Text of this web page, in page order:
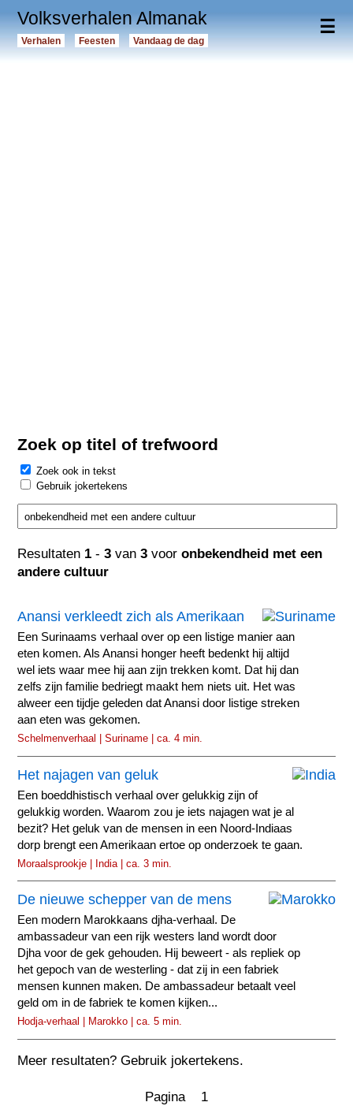
☰
Volksverhalen Almanak
Verhalen Feesten Vandaag de dag
Zoek op titel of trefwoord
Zoek ook in tekst
Gebruik jokertekens
Resultaten 1 -3 van3 vooronbekendheid met een
andere cultuur
Anansi verkleedt zich als Amerikaan
Een Surinaams verhaal over op een listige manier aan
eten komen. Als Anansi honger heeft bedenkt hij altijd
wel iets waar mee hij aan zijn trekken komt. Dat hij dan
zelfs zijn familie bedriegt maakt hem niets uit. Het was
alweer een tijdje geleden dat Anansi door listige streken
aan eten was gekomen.
Schelmenverhaal | Suriname | ca. 4 min.
Het najagen van geluk
Een boeddhistisch verhaal over gelukkig zijn of
gelukkig worden. Waarom zou je iets najagen wat je al
bezit? Het geluk van de mensen in een Noord-Indiaas
dorp brengt een Amerikaan ertoe op onderzoek te gaan.
Moraalsprookje | India | ca. 3 min.
De nieuwe schepper van de mens
Een modern Marokkaans djha-verhaal. De
ambassadeur van een rijk westers land wordt door
Djha voor de gek gehouden. Hij beweert - als repliek op
het gepoch van de westerling - dat zij in een fabriek
mensen kunnen maken. De ambassadeur betaalt veel
geld om in de fabriek te komen kijken...
Hodja-verhaal | Marokko | ca. 5 min.
Meer resultaten? Gebruik jokertekens.
Pagina 1